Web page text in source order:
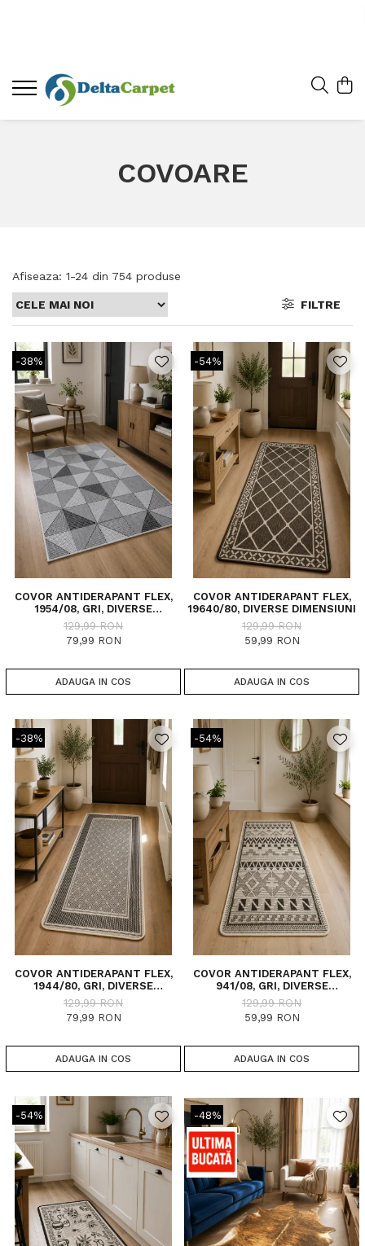
COVOARE
Afiseaza: 1-24 din 754 produse
FILTRE
-38%
COVOR ANTIDERAPANT FLEX,
1954/08, GRI, DIVERSE
DIMENSIUNI
129,99 RON
79,99 RON
ADAUGA IN COS
-54%
COVOR ANTIDERAPANT FLEX,
19640/80, DIVERSE DIMENSIUNI
129,99 RON
59,99 RON
ADAUGA IN COS
-38%
COVOR ANTIDERAPANT FLEX,
1944/80, GRI, DIVERSE
DIMENSIUNI
129,99 RON
79,99 RON
ADAUGA IN COS
-54%
COVOR ANTIDERAPANT FLEX,
941/08, GRI, DIVERSE
DIMENSIUNI
129,99 RON
59,99 RON
ADAUGA IN COS
-54% -48%